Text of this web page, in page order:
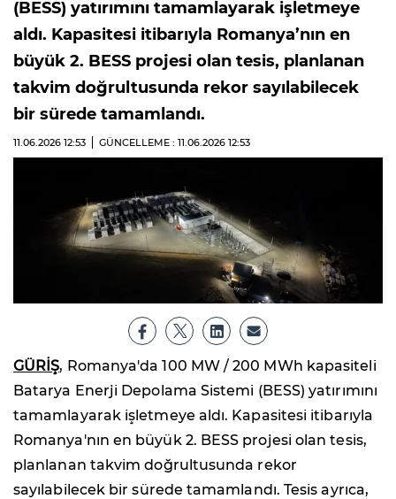
(BESS) yatırımını tamamlayarak işletmeye
aldı. Kapasitesi itibarıyla Romanya’nın en
büyük 2. BESS projesi olan tesis, planlanan
takvim doğrultusunda rekor sayılabilecek
bir sürede tamamlandı.
11.06.2026 12:53 GÜNCELLEME : 11.06.2026 12:53
GÜRİŞ, Romanya'da 100 MW / 200 MWh kapasiteli
Batarya Enerji Depolama Sistemi (BESS) yatırımını
tamamlayarak işletmeye aldı. Kapasitesi itibarıyla
Romanya'nın en büyük 2. BESS projesi olan tesis,
planlanan takvim doğrultusunda rekor
sayılabilecek bir sürede tamamlandı. Tesis ayrıca,